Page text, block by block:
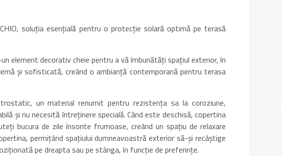
soluția esențială pentru o protecție solară optimă pe terasă
element decorativ cheie pentru a vă îmbunătăți spațiul exterior, în
și sofisticată, creând o ambianță contemporană pentru terasa
un material renumit pentru rezistența sa la coroziune,
și nu necesită întreținere specială. Când este deschisă, copertina
bucura de zile însorite frumoase, creând un spațiu de relaxare
permițând spațiului dumneavoastră exterior să-și recâștige
pe dreapta sau pe stânga, în funcție de preferințe.